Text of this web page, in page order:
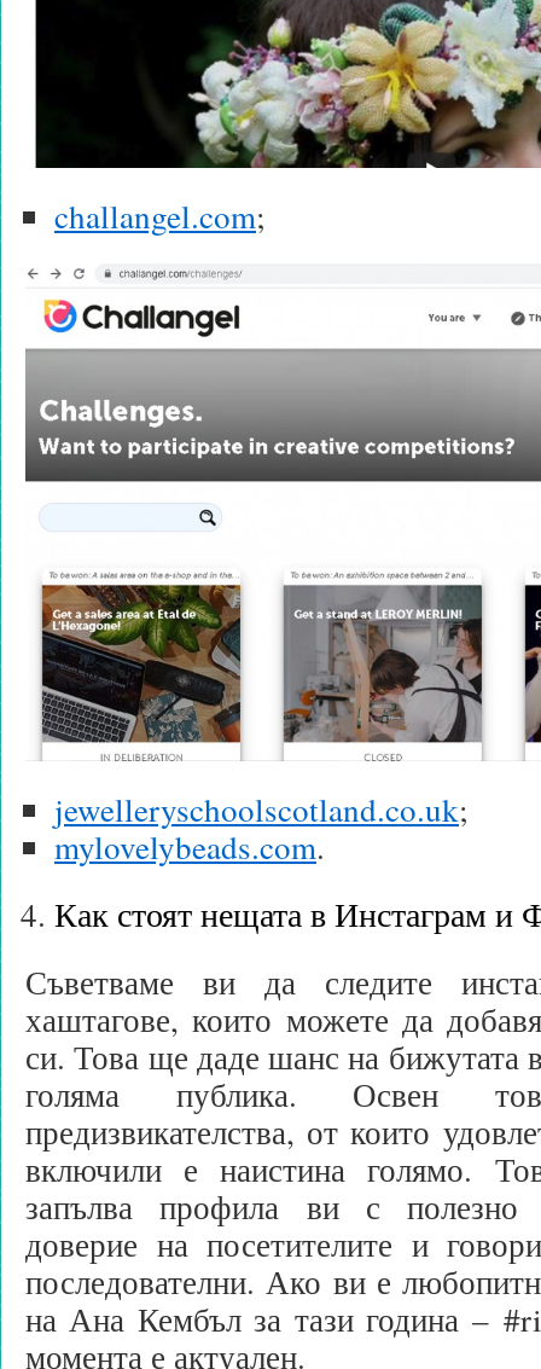
challangel.com;
jewelleryschoolscotland.co.uk;
mylovelybeads.com.
Как стоят нещата в Инстаграм и
Съветваме ви да следите
хаштагове, които можете да
си. Това ще даде шанс на бижутата
голяма публика. Освен
предизвикателства, от които
включили е наистина голямо.
запълва профила ви с полезно
доверие на посетителите и
последователни. Ако ви е
на Ана Кембъл за тази година –
момента е актуален.